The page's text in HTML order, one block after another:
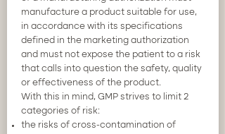
manufacture a product suitable for use,
in accordance with its specifications
defined in the marketing authorization
and must not expose the patient to a risk
that calls into question the safety, quality
or effectiveness of the product.
With this in mind, GMP strives to limit 2
categories of risk:
the risks of cross-contamination of